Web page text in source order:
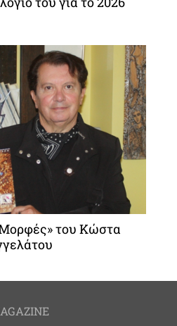
του Κώστα